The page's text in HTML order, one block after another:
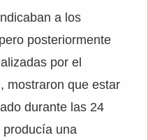
a los
posteriormente
por el
mostraron que estar
durante las 24
una